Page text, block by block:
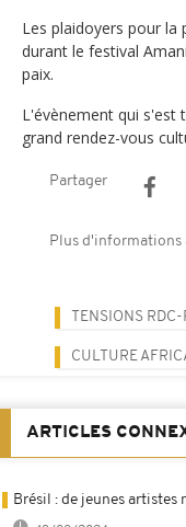
Les plaidoyers pour la
durant le festival
paix.
L'évènement qui s'est
grand rendez-vous
Partager
Plus d'informations
TENSIONS
CULTURE
ARTICLES
Brésil : de jeunes artistes